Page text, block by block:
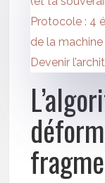
Protocole : 4
de la machine
Devenir